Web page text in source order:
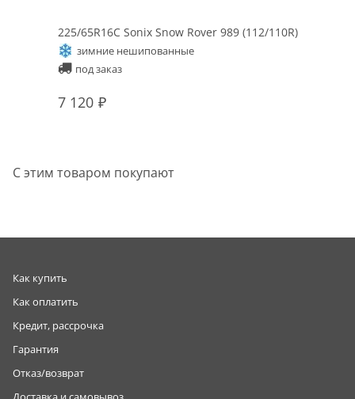
225/65R16C Sonix Snow Rover 989 (112/110R)
зимние нешипованные
под заказ
7 120
С этим товаром покупают
Как купить
Как оплатить
Кредит, рассрочка
Гарантия
Отказ/возврат